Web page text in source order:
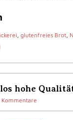
, glutenfreies Brot,
hohe
Kommentare